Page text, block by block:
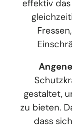
effektiv
gestaltet,
zu bieten.
dass